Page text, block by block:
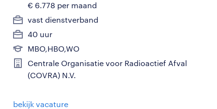
€ 6.778 per maand
vast dienstverband
40 uur
MBO,HBO,WO
Centrale Organisatie voor Radioactief Afval
(COVRA) N.V.
bekijk vacature